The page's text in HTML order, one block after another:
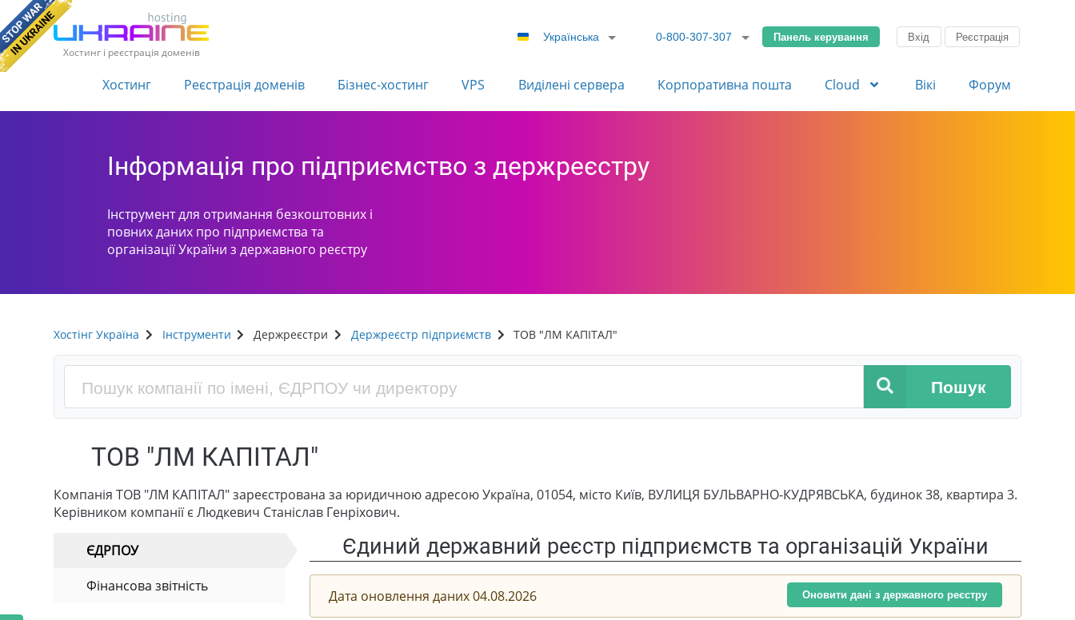
Хостинг і реєстрація доменів
Українська 0-800-307-307 Панель керування Вхід Реєстрація
Хостинг Реєстрація доменів Бізнес-хостинг VPS Виділені сервера Корпоративна пошта Cloud Вікі Форум
Інформація про підприємство з держреєстру
Інструмент для отримання безкоштовних і
повних даних про підприємства та
організації України з державного реєстру
Хостінг Україна Інструменти Держреєстри Держреєстр підприємств ТОВ "ЛМ КАПІТАЛ"
Пошук
ТОВ "ЛМ КАПІТАЛ"
Компанія ТОВ "ЛМ КАПІТАЛ" зареєстрована за юридичною адресою Україна, 01054, місто Київ, ВУЛИЦЯ БУЛЬВАРНО-КУДРЯВСЬКА, будинок 38, квартира 3.
Керівником компанії є Людкевич Станіслав Генріхович.
ЄДРПОУ
Фінансова звітність
Єдиний державний реєстр підприємств та організацій України
Дата оновлення даних 04.08.2026 Оновити дані з державного реєстру